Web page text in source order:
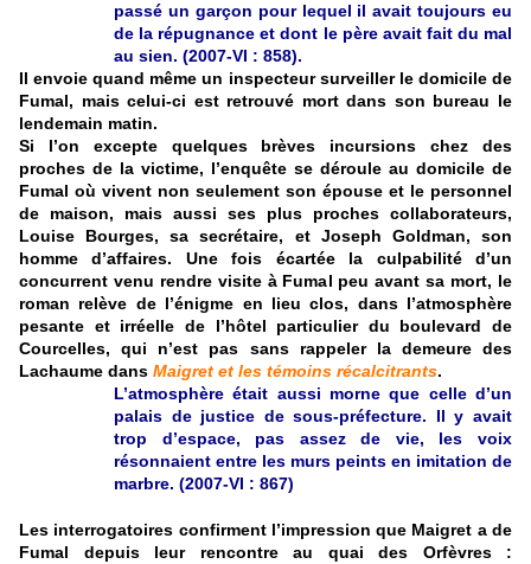
passé un garçon pour lequel il avait toujours eu
de la répugnance et dont le père avait fait du mal
au sien. (2007-VI : 858).
Il envoie quand même un inspecteur surveiller le domicile de
Fumal, mais celui-ci est retrouvé mort dans son bureau le
lendemain matin.
Si l’on excepte quelques brèves incursions chez des
proches de la victime, l’enquête se déroule au domicile de
Fumal où vivent non seulement son épouse et le personnel
de maison, mais aussi ses plus proches collaborateurs,
Louise Bourges, sa secrétaire, et Joseph Goldman, son
homme d’affaires. Une fois écartée la culpabilité d’un
concurrent venu rendre visite à Fumal peu avant sa mort, le
roman relève de l’énigme en lieu clos, dans l’atmosphère
pesante et irréelle de l’hôtel particulier du boulevard de
Courcelles, qui n’est pas sans rappeler la demeure des
Lachaume dans Maigret et les témoins récalcitrants.
L’atmosphère était aussi morne que celle d’un
palais de justice de sous-préfecture. Il y avait
trop d’espace, pas assez de vie, les voix
résonnaient entre les murs peints en imitation de
marbre. (2007-VI : 867)
Les interrogatoires confirment l’impression que Maigret a de
Fumal depuis leur rencontre au quai des Orfèvres :